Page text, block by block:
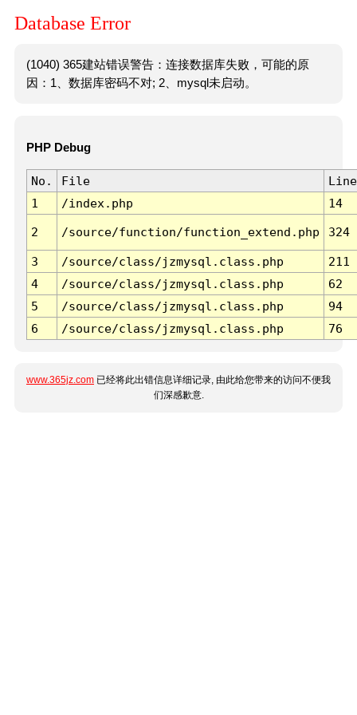
Database Error
(1040) 365建站错误警告：连接数据库失败，可能的原
因：1、数据库密码不对; 2、mysql未启动。
PHP Debug
No. File
Line
1
/index.php 14
2 /source/function/function_extend.php 324
3 /source/class/jzmysql.class.php
211
4
/source/class/jzmysql.class.php
62
5
/source/class/jzmysql.class.php
94
6
/source/class/jzmysql.class.php 76
www.365jz.com 已经将此出错信息详细记录, 由此给您带来的访问不便我
们深感歉意.